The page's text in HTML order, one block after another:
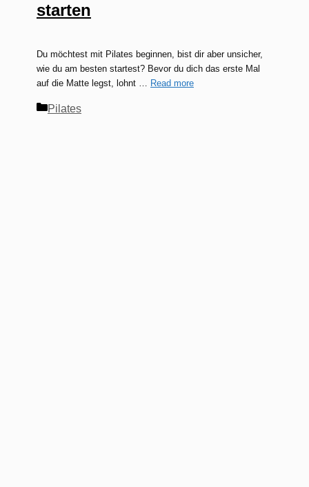
starten
Du möchtest mit Pilates beginnen, bist dir aber unsicher,
wie du am besten startest? Bevor du dich das erste Mal
auf die Matte legst, lohnt … Read more
Kategorien
Pilates